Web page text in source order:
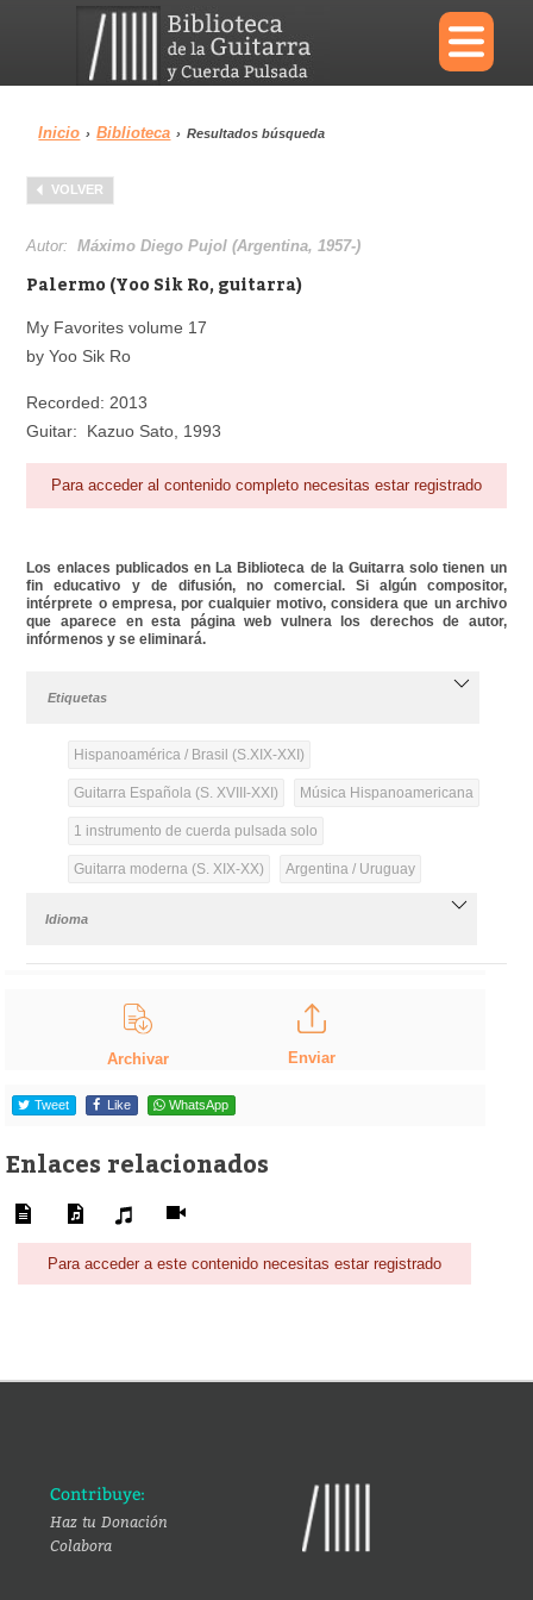
×
Menu
Biblioteca Diccionario
Área personal
Inicio › Biblioteca › Resultados búsqueda
VOLVER
Autor:Máximo Diego Pujol (Argentina, 1957-)
Palermo (Yoo Sik Ro, guitarra)
My Favorites volume 17
by Yoo Sik Ro
Recorded: 2013
Guitar: Kazuo Sato, 1993
Para acceder al contenido completo necesitas estar registrado
Los enlaces publicados en La Biblioteca de la Guitarra solo tienen un
fin educativo y de difusión, no comercial. Si algún compositor,
intérprete o empresa, por cualquier motivo, considera que un archivo
que aparece en esta página web vulnera los derechos de autor,
infórmenos y se eliminará.
Etiquetas
Hispanoamérica / Brasil (S.XIX-XXI)
Guitarra Española (S. XVIII-XXI) Música Hispanoamericana
1 instrumento de cuerda pulsada solo
Guitarra moderna (S. XIX-XX) Argentina / Uruguay
Idioma
Archivar Enviar
Tweet Like WhatsApp
Enlaces relacionados
Para acceder a este contenido necesitas estar registrado
Contribuye:
Haz tu Donación
Colabora